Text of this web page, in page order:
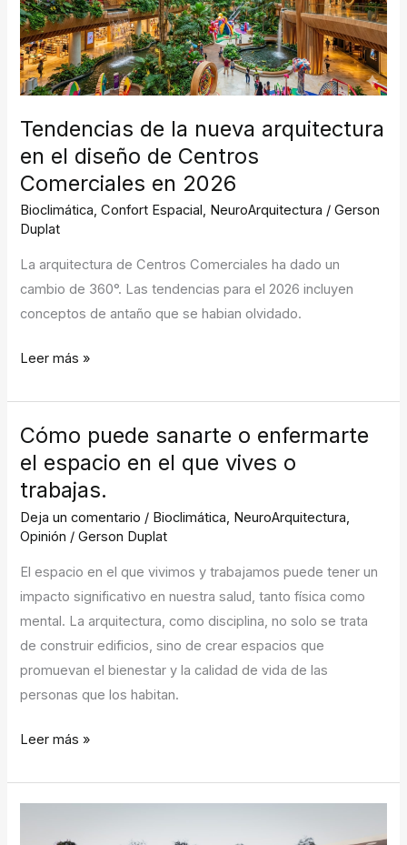
Tendencias de la nueva arquitectura
en el diseño de Centros
Comerciales en 2026
Bioclimática,Confort Espacial , NeuroArquitectura /Gerson
Duplat
La arquitectura de Centros Comerciales ha dado un
cambio de 360°. Las tendencias para el 2026 incluyen
conceptos de antaño que se habian olvidado.
arquitectura
en
el
diseño
Centros
Comerciales
en
2026
Leer más »
Cómo puede sanarte o enfermarte
el espacio en el que vives o
trabajas.
Deja un comentario / Bioclimática, NeuroArquitectura,
Opinión /Gerson Duplat
El espacio en el que vivimos y trabajamos puede tener un
impacto significativo en nuestra salud, tanto física como
mental. La arquitectura, como disciplina, no solo se trata
de construir edificios, sino de crear espacios que
promuevan el bienestar y la calidad de vida de las
personas que los habitan.
Cómo
puede
sanarte
enfermarte
espacio
en
el
que
vives
o
Leer más »